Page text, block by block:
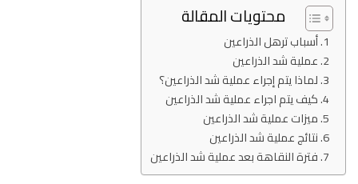
محتويات المقالة
أسباب ترهل الذراعين
عملية شد الذراعين
لماذا يتم إجراء عملية شد الذراعين؟
كيف يتم اجراء عملية شد الذراعين
ميزات عملية شد الذراعين
نتائج عملية شد الذراعين
فترة النقاهة بعد عملية شد الذراعين